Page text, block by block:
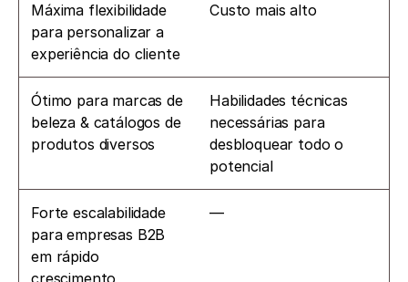
Máxima flexibilidade
para personalizar a
experiência do cliente
Custo mais alto
Ótimo para marcas de
beleza & catálogos de
produtos diversos
Habilidades técnicas
necessárias para
desbloquear todo o
potencial
Forte escalabilidade
para empresas B2B
em rápido
—